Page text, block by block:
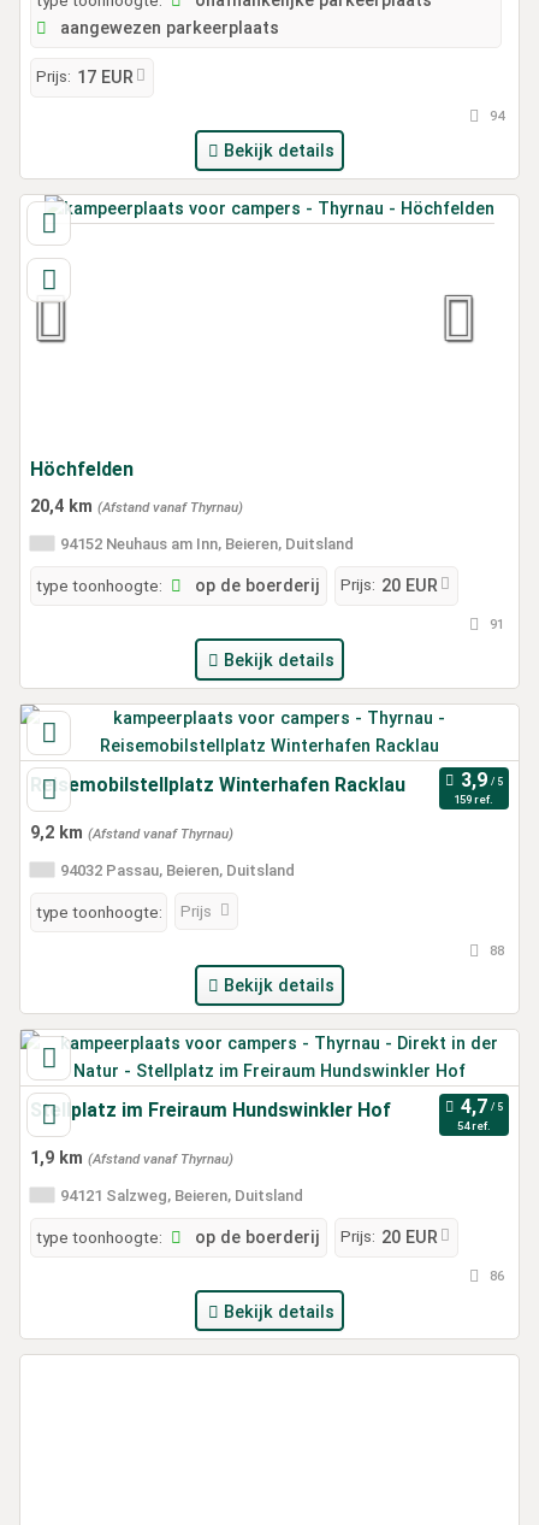
aangewezen parkeerplaats
Prijs: 17 EUR
94
Bekijk details
Höchfelden
20,4 km (Afstand vanaf Thyrnau)
94152 Neuhaus am Inn, Beieren, Duitsland
type toonhoogte: op de boerderij Prijs: 20 EUR
91
Bekijk details
Reisemobilstellplatz Winterhafen Racklau
159 ref.
9,2 km (Afstand vanaf Thyrnau)
94032 Passau, Beieren, Duitsland
type toonhoogte: Prijs
88
Bekijk details
Stellplatz im Freiraum Hundswinkler Hof
54 ref.
1,9 km (Afstand vanaf Thyrnau)
94121 Salzweg, Beieren, Duitsland
type toonhoogte: op de boerderij Prijs: 20 EUR
86
Bekijk details